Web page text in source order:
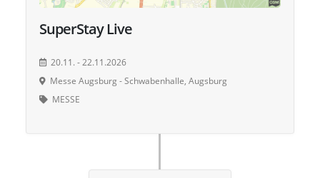
SuperStay Live
20.11. - 22.11.2026
Messe Augsburg - Schwabenhalle, Augsburg
MESSE